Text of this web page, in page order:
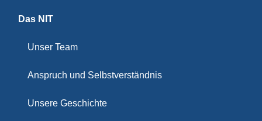
Das NIT
Unser Team
Anspruch und Selbstverständnis
Unsere Geschichte